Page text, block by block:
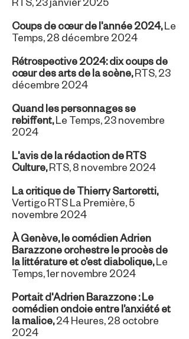
Coups de cœur de l'année 2024,Le
Temps, 28 décembre 2024
Rétrospective 2024: dix coups de
cœur des arts de la scène,RTS, 23
décembre 2024
Quand les personnages se
rebiffent,Le Temps, 23 novembre
2024
L'avis de la rédaction de RTS
Culture,RTS, 8 novembre 2024
La critique de Thierry Sartoretti,
Vertigo RTS La Première, 5
novembre 2024
À Genève, le comédien Adrien
Barazzone orchestre le procès de
la littérature et c’est diabolique,Le
Temps, 1er novembre 2024
Portait d'Adrien Barazzone : Le
comédien ondoie entre l’anxiété et
la malice,24 Heures, 28 octobre
2024